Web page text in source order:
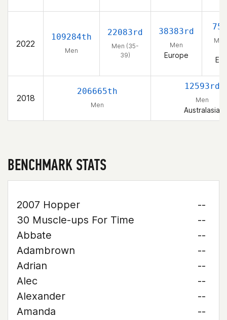
2022
109284th
Men
22083rd
Men (35-
39)
38383rd
Men
Europe
2018
206665th
Men
12593rd
Men
Australasia
BENCHMARK STATS
2007 Hopper
--
30 Muscle-ups For Time
--
Abbate
--
Adambrown
--
Adrian
--
Alec
--
Alexander
--
Amanda
--